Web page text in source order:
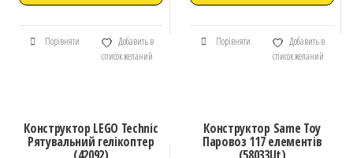
Порівняти
Добавить в
список желаний
Порівняти
Добавить в
список желаний
Конструктор LEGO Technic
Рятувальний гелікоптер
Конструктор Same Toy
Паровоз 117 елементів